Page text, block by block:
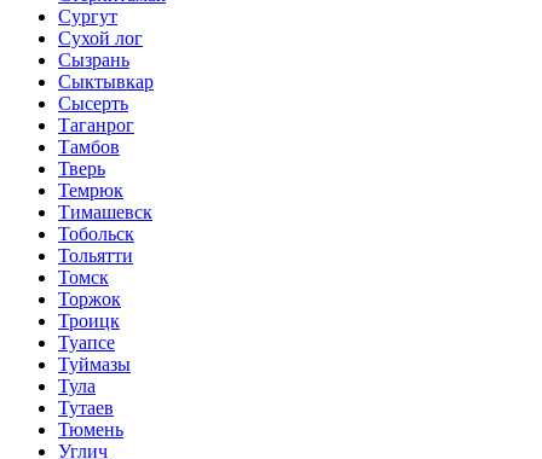
Сургут
Сухой лог
Сызрань
Сыктывкар
Сысерть
Таганрог
Тамбов
Тверь
Темрюк
Тимашевск
Тобольск
Тольятти
Томск
Торжок
Троицк
Туапсе
Туймазы
Тула
Тутаев
Тюмень
Углич